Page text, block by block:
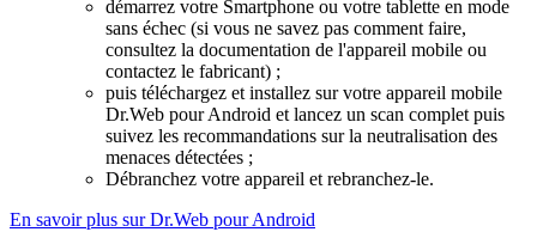
démarrez votre Smartphone ou votre tablette en mode
sans échec (si vous ne savez pas comment faire,
consultez la documentation de l'appareil mobile ou
contactez le fabricant) ;
puis téléchargez et installez sur votre appareil mobile
Dr.Web pour Android et lancez un scan complet puis
suivez les recommandations sur la neutralisation des
menaces détectées ;
Débranchez votre appareil et rebranchez-le.
En savoir plus sur Dr.Web pour Android